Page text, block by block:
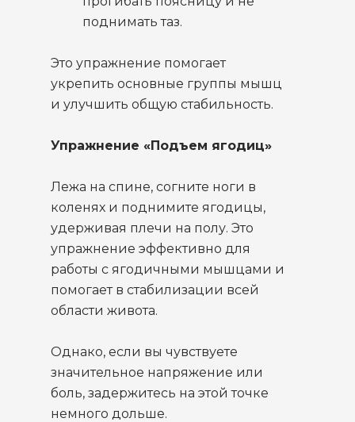
поднимать таз.
Это упражнение помогает
укрепить основные группы мышц
и улучшить общую стабильность.
Упражнение «Подъем ягодиц»
Лежа на спине, согните ноги в
коленях и поднимите ягодицы,
удерживая плечи на полу. Это
упражнение эффективно для
работы с ягодичными мышцами и
помогает в стабилизации всей
области живота.
Однако, если вы чувствуете
значительное напряжение или
боль, задержитесь на этой точке
немного дольше.